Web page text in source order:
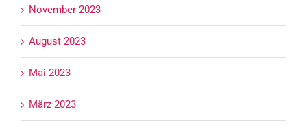
November 2023
August 2023
Mai 2023
März 2023